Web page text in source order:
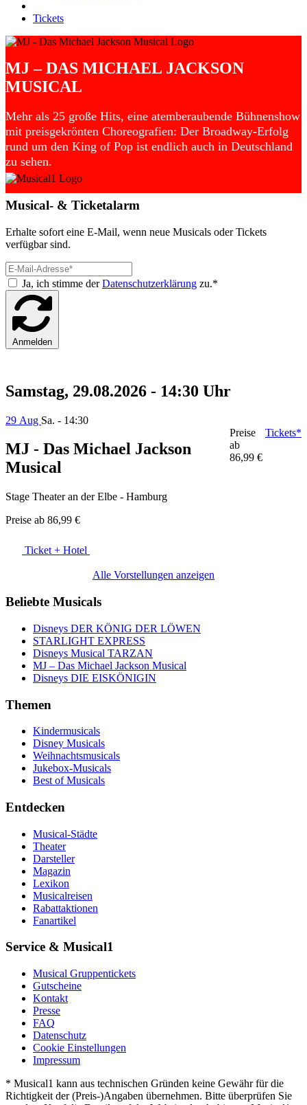
Tickets
MJ – DAS MICHAEL JACKSON
MUSICAL
Mehr als 25 große Hits, eine atemberaubende Bühnenshow
mit preisgekrönten Choreografien: Der Broadway-Erfolg
rund um den King of Pop ist endlich auch in Deutschland
zu sehen.
Musical- & Ticketalarm
Erhalte sofort eine E-Mail, wenn neue Musicals oder Tickets
verfügbar sind.
Ja, ich stimme derDatenschutzerklärung zu.*
Anmelden
Samstag, 29.08.2026 - 14:30 Uhr
29 Aug Sa. - 14:30
MJ - Das Michael Jackson
Musical
Stage Theater an der Elbe - Hamburg
Preise ab 86,99 €
Preise
ab
86,99 €
Tickets*
Ticket + Hotel
Alle Vorstellungen anzeigen
Beliebte Musicals
Disneys DER KÖNIG DER LÖWEN
STARLIGHT EXPRESS
Disneys Musical TARZAN
MJ – Das Michael Jackson Musical
Disneys DIE EISKÖNIGIN
Themen
Kindermusicals
Disney Musicals
Weihnachtsmusicals
Jukebox-Musicals
Best of Musicals
Entdecken
Musical-Städte
Theater
Darsteller
Magazin
Lexikon
Musicalreisen
Rabattaktionen
Fanartikel
Service & Musical1
Musical Gruppentickets
Gutscheine
Kontakt
Presse
FAQ
Datenschutz
Cookie Einstellungen
Impressum
* Musical1 kann aus technischen Gründen keine Gewähr für die
Richtigkeit der (Preis-)Angaben übernehmen. Bitte überprüfen Sie